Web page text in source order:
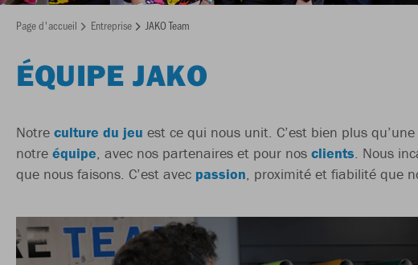
Page d'accueil Entreprise JAKO Team
ÉQUIPE JAKO
Notre culture du jeu est ce qui nous unit. C’est bien plus
notre équipe , avec nos partenaires et pour nos clients . Nous
que nous faisons. C’est avec passion , proximité et fiabilité que